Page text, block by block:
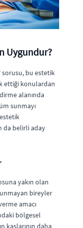
Uygundur?
sorusu, bu estetik
ettiği konulardan
alanında
sunmayı
da belirli aday
yakın olan
bireyler
amacı
bölgesel
kaslarının daha